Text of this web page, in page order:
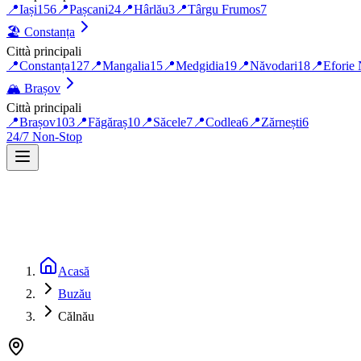
📍Iași156 📍Pașcani24 📍Hârlău3 📍Târgu Frumos7
🏖️ Constanța
Città principali
📍Constanța127 📍Mangalia15 📍Medgidia19 📍Năvodari18 📍Eforie
🏔️ Brașov
Città principali
📍Brașov103 📍Făgăraș10 📍Săcele7 📍Codlea6 📍Zărnești6
24/7 Non-Stop
Acasă
Buzău
Călnău